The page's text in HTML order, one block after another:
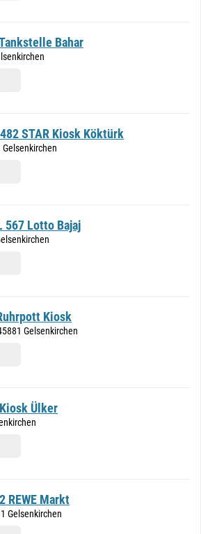
Bahar
STAR Kiosk Köktürk
567 Lotto Bajaj
Kiosk
Gelsenkirchen
Ülker
REWE Markt
Gelsenkirchen